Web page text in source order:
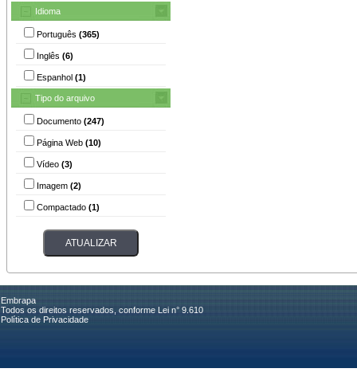
Idioma
Português (365)
Inglês (6)
Espanhol (1)
Tipo do arquivo
Documento (247)
Página Web (10)
Vídeo (3)
Imagem (2)
Compactado (1)
Embrapa
Todos os direitos reservados, conforme Lei n° 9.610
Política de Privacidade